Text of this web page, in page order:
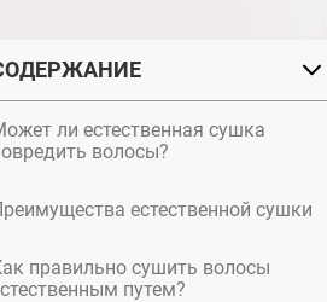
ли естественная сушка
волосы?
естественной сушки
правильно сушить волосы
путем?